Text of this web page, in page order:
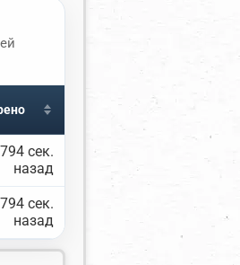
сек.
назад
сек.
назад